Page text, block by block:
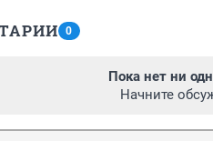
0
Пока нет ни
Начните